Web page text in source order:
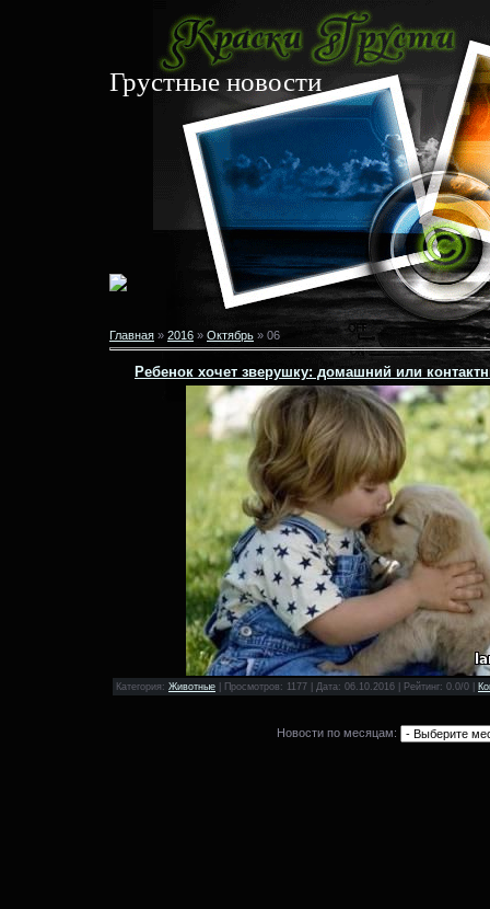
Грустные новости
Главная » 2016 » Октябрь » 06
Ребенок хочет зверушку: домашний или
Категория: Животные | Просмотров: 1177 | Дата: 06.10.2016 | Рейтинг: 0.0/0 |
Новости по месяцам: